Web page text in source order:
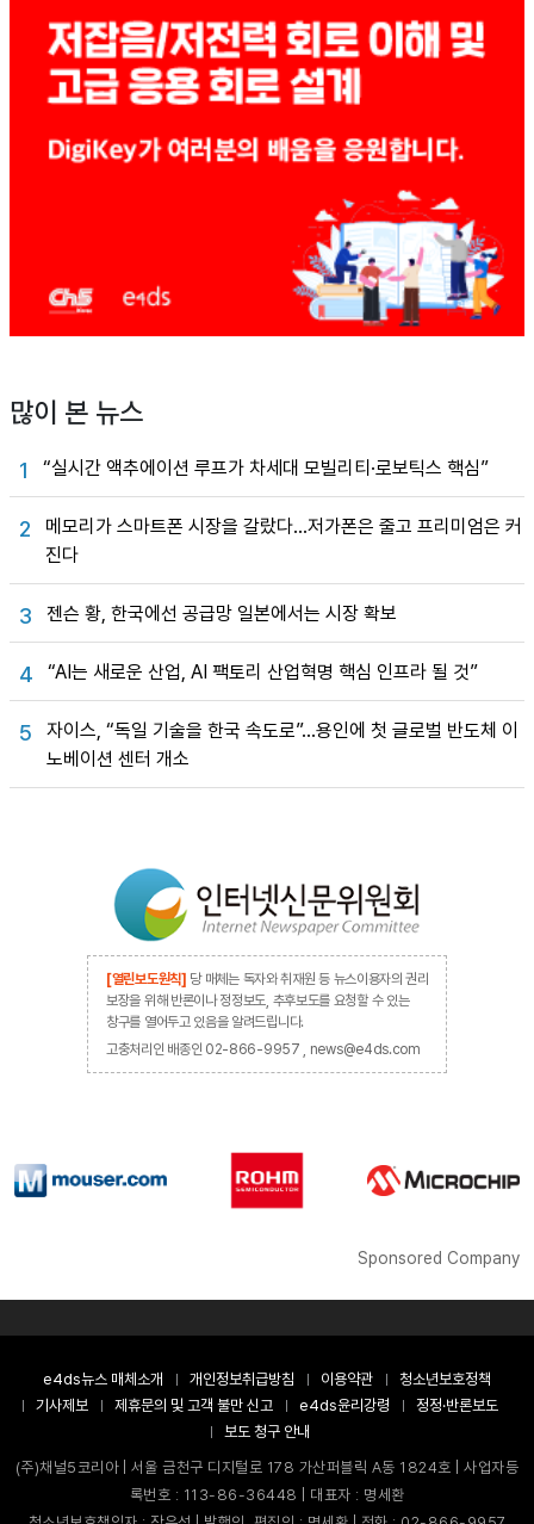
많이 본 뉴스
1 “실시간 액추에이션 루프가 차세대 모빌리티·로보틱스 핵심”
2
메모리가 스마트폰 시장을 갈랐다…저가폰은 줄고 프리미엄은 커
진다
3 젠슨 황, 한국에선 공급망 일본에서는 시장 확보
4 “AI는 새로운 산업, AI 팩토리 산업혁명 핵심 인프라 될 것”
5
자이스, “독일 기술을 한국 속도로”…용인에 첫 글로벌 반도체 이
노베이션 센터 개소
[열린보도원칙] 당 매체는 독자와 취재원 등 뉴스이용자의 권리
보장을 위해 반론이나 정정보도, 추후보도를 요청할 수 있는
창구를 열어두고 있음을 알려드립니다.
고충처리인 배종인 02-866-9957 , news@e4ds.com
Sponsored Company
e4ds뉴스 매체소개 개인정보취급방침 이용약관
청소년보호정책
기사제보
제휴문의 및 고객 불만 신고 e4ds윤리강령
정정·반론보도
보도 청구 안내
(주)채널5코리아 | 서울 금천구 디지털로 178 가산퍼블릭 A동 1824호 | 사업자등
록번호 : 113-86-36448 | 대표자 : 명세환